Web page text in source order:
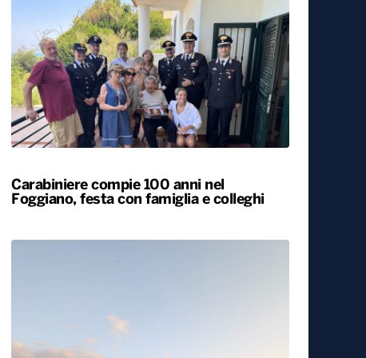
Carabiniere compie 100 anni nel
Foggiano, festa con famiglia e colleghi